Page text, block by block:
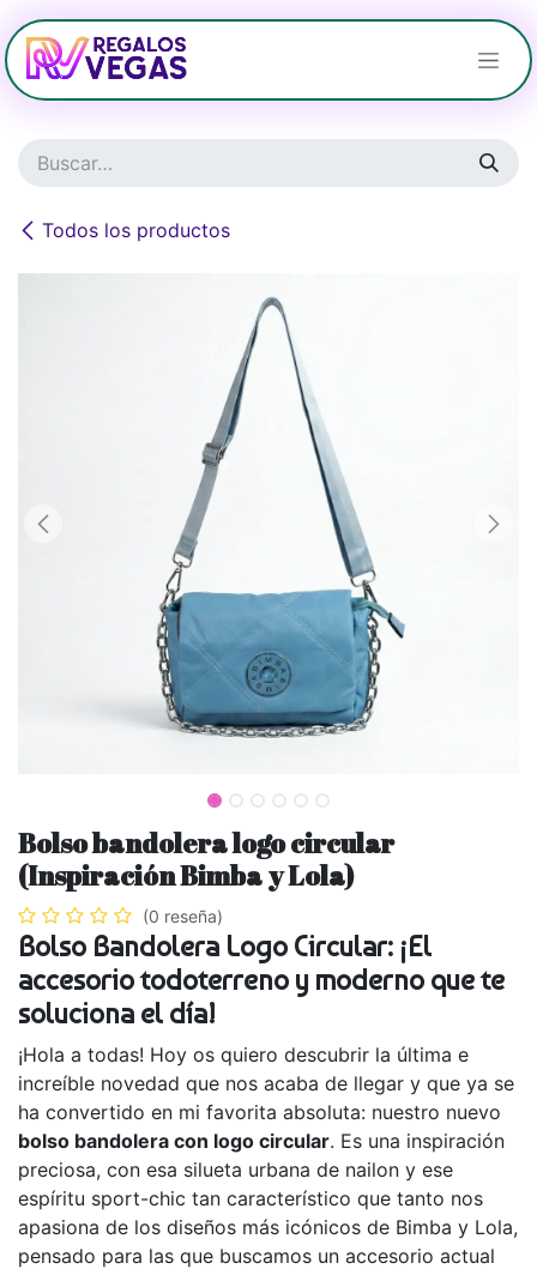
Ir al contenido
Todos los productos
Bolso bandolera logo circular
(Inspiración Bimba y Lola)
(0 reseña)
Bolso Bandolera Logo Circular: ¡El
accesorio todoterreno y moderno que te
soluciona el día!
¡Hola a todas! Hoy os quiero descubrir la última e
increíble novedad que nos acaba de llegar y que ya se
ha convertido en mi favorita absoluta: nuestro nuevo
bolso bandolera con logo circular. Es una inspiración
preciosa, con esa silueta urbana de nailon y ese
espíritu sport-chic tan característico que tanto nos
apasiona de los diseños más icónicos de Bimba y Lola,
pensado para las que buscamos un accesorio actual